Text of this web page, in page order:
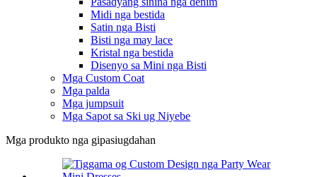
Midi nga bestida
Satin nga Bisti
Bisti nga may lace
Kristal nga bestida
Disenyo sa Mini nga Bisti
Mga Custom Coat
Mga palda
Mga jumpsuit
Mga Sapot sa Ski ug Niyebe
Mga produkto nga gipasiugdahan